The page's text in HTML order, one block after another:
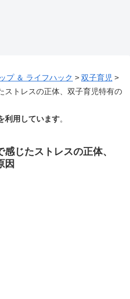
プ ＆ ライフハック > 双子育児 >
ストレスの正体、双子育児特有の
利用しています。
感じたストレスの正体、
因